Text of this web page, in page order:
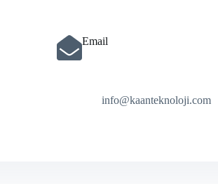
Email
info@kaanteknoloji.com